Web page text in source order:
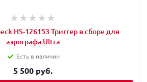
HS-126153 Триггер в сборе для
аэрографа Ultra
Есть в наличии
5 500 руб.